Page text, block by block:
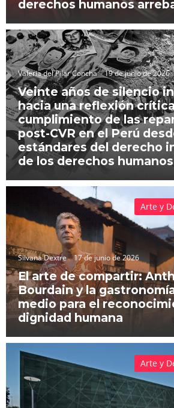
derechos humanos
Valeria del Pilar Concha 19 de junio de 2026
Veinte años de silencio
hacia una reflexión
cumplimiento de las
post-CVR en el Perú
estándares del derecho
de los derechos humanos
Silvana Dextre 17 de junio de 2026
El arte de compartir:
Bourdain y la
medio para el
dignidad humana
Arte y
Arte y